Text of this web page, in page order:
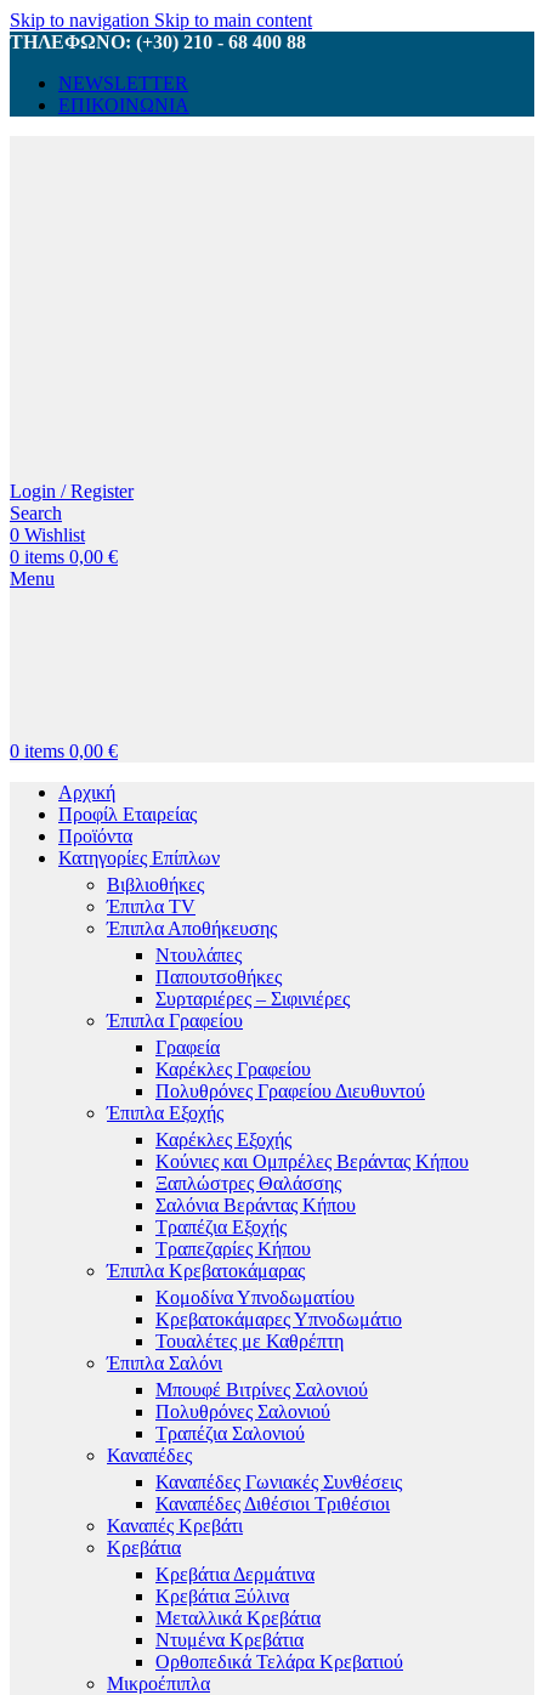
Skip to navigation Skip to main content
ΤΗΛΕΦΩΝΟ: (+30) 210 - 68 400 88
NEWSLETTER
ΕΠΙΚΟΙΝΩΝΙΑ
Login / Register
Search
0 Wishlist
0 items 0,00 €
Menu
0 items 0,00 €
Αρχική
Προφίλ Εταιρείας
Προϊόντα
Κατηγορίες Επίπλων
Βιβλιοθήκες
Έπιπλα TV
Έπιπλα Αποθήκευσης
Ντουλάπες
Παπουτσοθήκες
Συρταριέρες – Σιφινιέρες
Έπιπλα Γραφείου
Γραφεία
Καρέκλες Γραφείου
Πολυθρόνες Γραφείου Διευθυντού
Έπιπλα Εξοχής
Καρέκλες Εξοχής
Κούνιες και Ομπρέλες Βεράντας Κήπου
Ξαπλώστρες Θαλάσσης
Σαλόνια Βεράντας Κήπου
Τραπέζια Εξοχής
Τραπεζαρίες Κήπου
Έπιπλα Κρεβατοκάμαρας
Κομοδίνα Υπνοδωματίου
Κρεβατοκάμαρες Υπνοδωμάτιο
Τουαλέτες με Καθρέπτη
Έπιπλα Σαλόνι
Μπουφέ Βιτρίνες Σαλονιού
Πολυθρόνες Σαλονιού
Τραπέζια Σαλονιού
Καναπέδες
Καναπέδες Γωνιακές Συνθέσεις
Καναπέδες Διθέσιοι Τριθέσιοι
Καναπές Κρεβάτι
Κρεβάτια
Κρεβάτια Δερμάτινα
Κρεβάτια Ξύλινα
Μεταλλικά Κρεβάτια
Ντυμένα Κρεβάτια
Ορθοπεδικά Τελάρα Κρεβατιού
Μικροέπιπλα